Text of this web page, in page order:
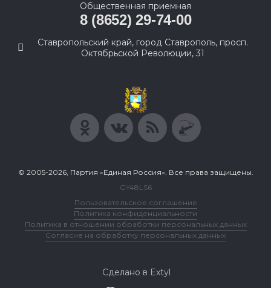
Общественная приемная
8 (8652) 29-74-00
Ставропольский край, город Ставрополь, просп.
Октябрьской Революции, 31
© 2005-2026, Партия «Единая Россия». Все права защищены.
GY48LS6
Пользовательское соглашение
Политика конфиденциальности
Политика в отношении обработки персональных данных
Согласие на обработку персональных данных
Сделано в Extyl